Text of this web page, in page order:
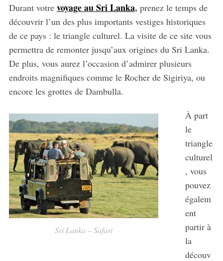
Durant votre voyage au Sri Lanka, prenez le temps de
découvrir l’un des plus importants vestiges historiques
de ce pays : le triangle culturel. La visite de ce site vous
permettra de remonter jusqu’aux origines du Sri Lanka.
De plus, vous aurez l’occasion d’admirer plusieurs
endroits magnifiques comme le Rocher de Sigiriya, ou
encore les grottes de Dambulla.
Sri Lanka – Safari
À part
le
triangle
culturel
, vous
pouvez
égalem
ent
partir à
la
découv
S
e
a
r
c
h
f